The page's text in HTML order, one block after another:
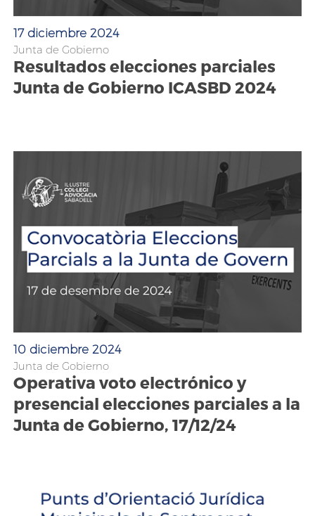
17 diciembre 2024
Junta de Gobierno
Resultados elecciones parciales
Junta de Gobierno ICASBD 2024
10 diciembre 2024
Junta de Gobierno
Operativa voto electrónico y
presencial elecciones parciales a la
Junta de Gobierno, 17/12/24